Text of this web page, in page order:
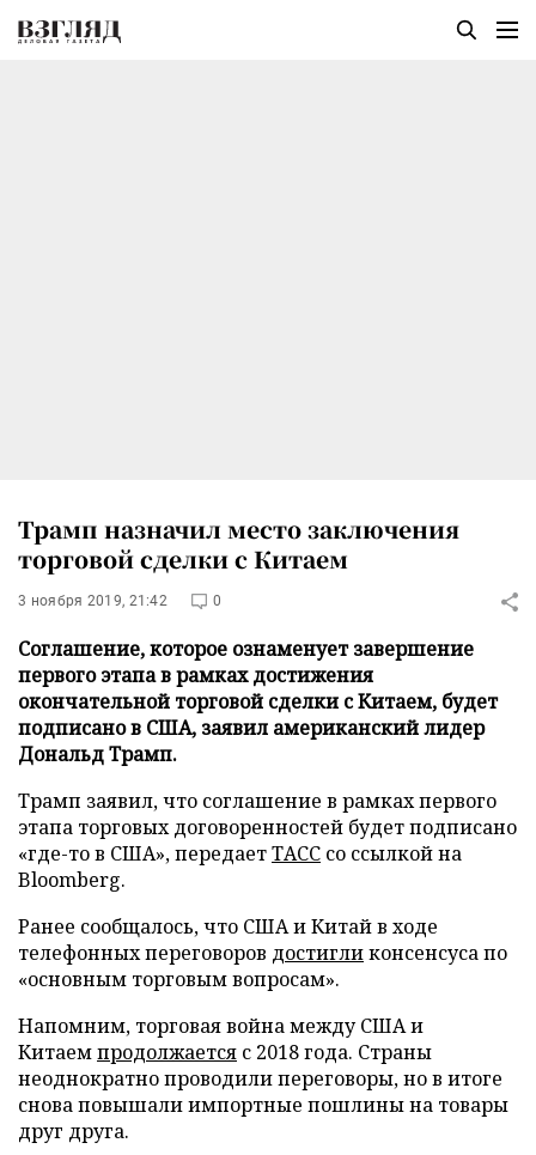
Трамп назначил место заключения
торговой сделки с Китаем
3 ноября 2019, 21:42 0
Соглашение, которое ознаменует завершение
первого этапа в рамках достижения
окончательной торговой сделки с Китаем, будет
подписано в США, заявил американский лидер
Дональд Трамп.
Трамп заявил, что соглашение в рамках первого
этапа торговых договоренностей будет подписано
«где-то в США», передаетТАСС со ссылкой на
Bloomberg.
Ранее сообщалось, что США и Китай в ходе
телефонных переговоров достигликонсенсуса по
«основным торговым вопросам».
Напомним, торговая война между США и
Китаемпродолжается с 2018 года. Страны
неоднократно проводили переговоры, но в итоге
снова повышали импортные пошлины на товары
друг друга.